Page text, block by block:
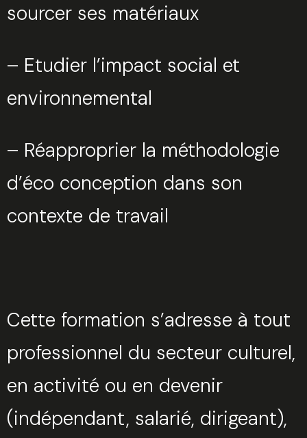
sourcer ses matériaux
– Etudier l’impact social et
environnemental
– Réapproprier la méthodologie
d’éco conception dans son
contexte de travail
Cette formation s’adresse à tout
professionnel du secteur culturel,
en activité ou en devenir
(indépendant, salarié, dirigeant),